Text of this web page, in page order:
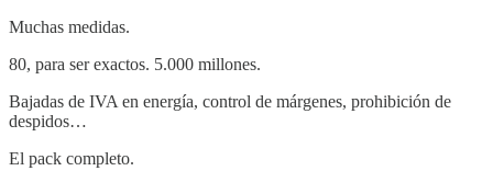
Muchas medidas.
80, para ser exactos. 5.000 millones.
Bajadas de IVA en energía, control de márgenes, prohibición de
despidos…
El pack completo.